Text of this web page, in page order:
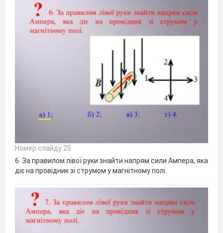
Номер слайду 25
6. За правилом лівої руки знайти напрям сили Ампера, яка
діє на провідник зі струмом у магнітному полі.